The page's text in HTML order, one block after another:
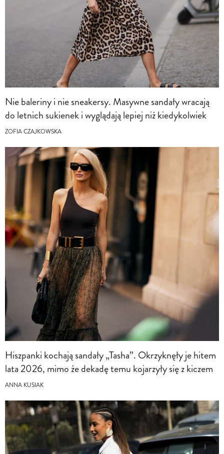
Nie baleriny i nie sneakersy. Masywne sandały wracają
do letnich sukienek i wyglądają lepiej niż kiedykolwiek
ZOFIA CZAJKOWSKA
Hiszpanki kochają sandały „Tasha”. Okrzyknęły je hitem
lata 2026, mimo że dekadę temu kojarzyły się z kiczem
ANNA KUSIAK